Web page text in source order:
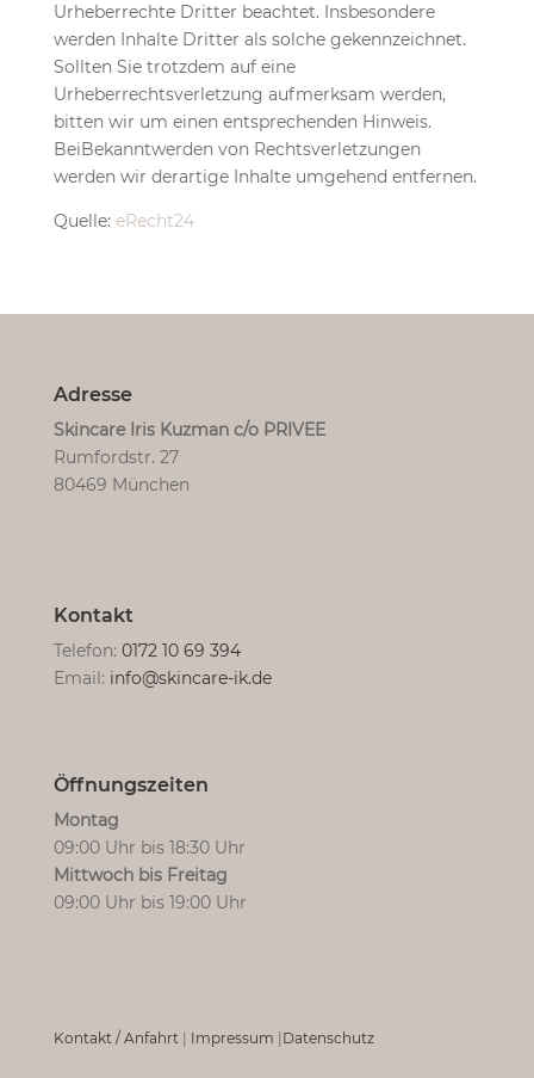
Urheberrechte Dritter beachtet. Insbesondere
werden Inhalte Dritter als solche gekennzeichnet.
Sollten Sie trotzdem auf eine
Urheberrechtsverletzung aufmerksam werden,
bitten wir um einen entsprechenden Hinweis.
BeiBekanntwerden von Rechtsverletzungen
werden wir derartige Inhalte umgehend entfernen.
Quelle: eRecht24
Adresse
Skincare Iris Kuzman c/o PRIVEE
Rumfordstr. 27
80469 München
Kontakt
Telefon: 0172 10 69 394
Email: info@skincare-ik.de
Öffnungszeiten
Montag
09:00 Uhr bis 18:30 Uhr
Mittwoch bis Freitag
09:00 Uhr bis 19:00 Uhr
Kontakt / Anfahrt| Impressum Datenschutz